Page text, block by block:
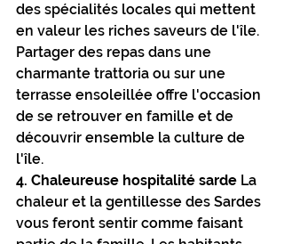
des spécialités locales qui mettent
en valeur les riches saveurs de l'île.
Partager des repas dans une
charmante trattoria ou sur une
terrasse ensoleillée offre l'occasion
de se retrouver en famille et de
découvrir ensemble la culture de
l'île.
4. Chaleureuse hospitalité sarde La
chaleur et la gentillesse des Sardes
vous feront sentir comme faisant